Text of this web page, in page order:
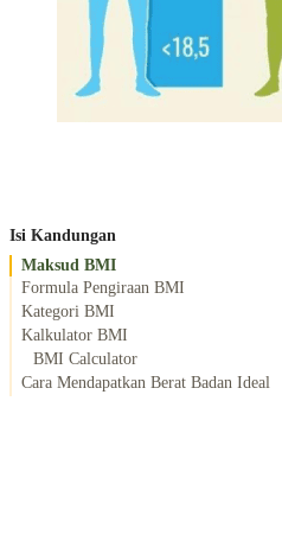
Isi Kandungan
Maksud BMI
Formula Pengiraan BMI
Kategori BMI
Kalkulator BMI
BMI Calculator
Cara Mendapatkan Berat Badan Ideal